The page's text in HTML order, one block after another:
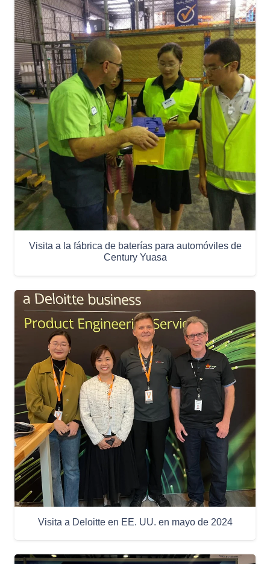
Visita a la fábrica de baterías para automóviles de
Century Yuasa
Visita a Deloitte en EE. UU. en mayo de 2024